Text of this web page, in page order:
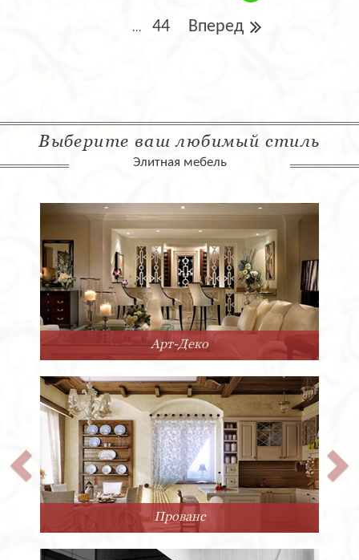
... 44 Вперед
Выберите ваш любимый стиль
Элитная мебель
Арт-Деко
Прованс